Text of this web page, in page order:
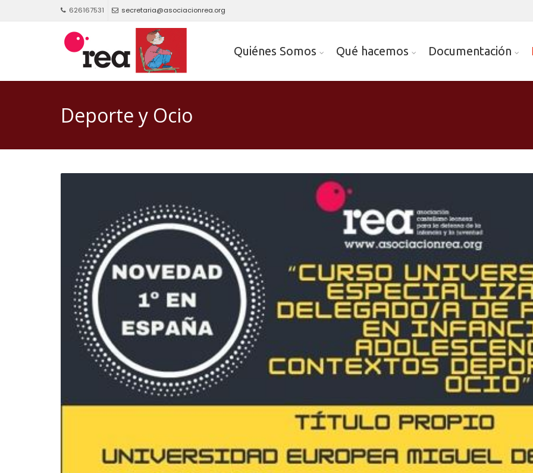
626167531 secretaria@asociacionrea.org
Quiénes Somos Qué hacemos Documentación
Deporte y Ocio